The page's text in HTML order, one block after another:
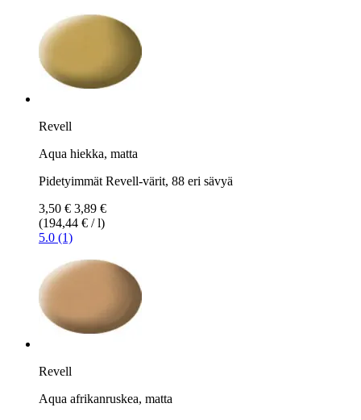
Revell
Aqua hiekka, matta
Pidetyimmät Revell-värit, 88 eri sävyä
3,50 € 3,89 €
(194,44 € / l)
5.0 (1)
Revell
Aqua afrikanruskea, matta